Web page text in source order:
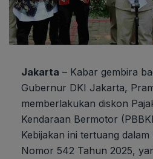
Jakarta – Kabar gembira
Gubernur DKI Jakarta,
memberlakukan diskon
Kendaraan Bermotor
Kebijakan ini tertuang
Nomor 542 Tahun 2025,